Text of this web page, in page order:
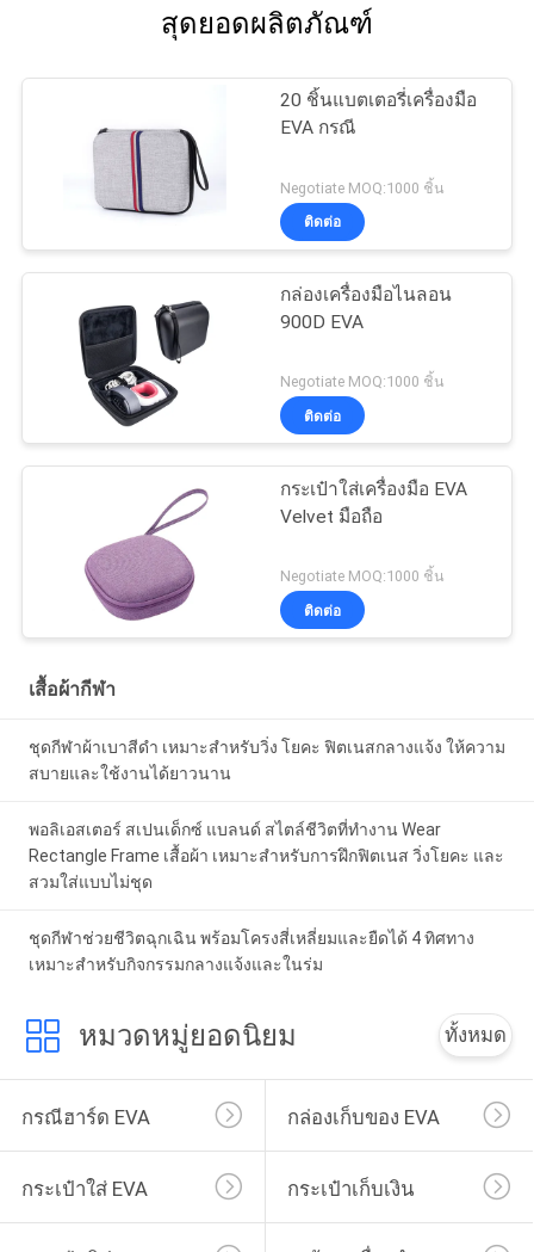
สุดยอดผลิตภัณฑ์
20 ชิ้นแบตเตอรี่เครื่องมือ
EVA กรณี
Negotiate MOQ:1000 ชิ้น
ติดต่อ
กล่องเครื่องมือไนลอน
900D EVA
Negotiate MOQ:1000 ชิ้น
ติดต่อ
กระเป๋าใส่เครื่องมือ EVA
Velvet มือถือ
Negotiate MOQ:1000 ชิ้น
ติดต่อ
เสื้อผ้ากีฬา
ชุดกีฬาผ้าเบาสีดำ เหมาะสำหรับวิ่ง โยคะ ฟิตเนสกลางแจ้ง ให้ความ
สบายและใช้งานได้ยาวนาน
พอลิเอสเตอร์ สเปนเด็กซ์ แบลนด์ สไตล์ชีวิตที่ทํางาน Wear
Rectangle Frame เสื้อผ้า เหมาะสําหรับการฝึกฟิตเนส วิ่งโยคะ และ
สวมใส่แบบไม่ชุด
ชุดกีฬาช่วยชีวิตฉุกเฉิน พร้อมโครงสี่เหลี่ยมและยืดได้ 4 ทิศทาง
เหมาะสำหรับกิจกรรมกลางแจ้งและในร่ม
หมวดหมู่ยอดนิยม ทั้งหมด
กรณีฮาร์ด EVA กล่องเก็บของ EVA
กระเป๋าใส่ EVA กระเป๋าเก็บเงิน